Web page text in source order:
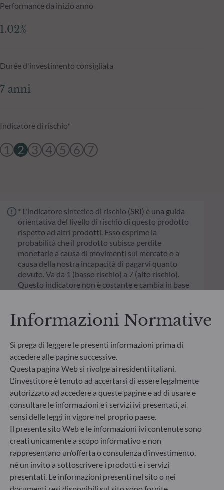
Performance da inizio anno
1.02%
Durée d'investimento consigliata
7 anni
Indicatore di rischio*
1 2 3 4 5 6 7
* L'indicatore sintetico di rischio (SRI) è una guida
orientativa del livello di rischio di questo prodotto
rispetto ad altri prodotti. Esso esprime la
probabilità che il prodotto subisca perdite
monetarie a causa di movimenti sul mercato o a
causa della nostra incapacità di pagarvi quanto
dovuto. Va da 1 (basso rischio) a 7 (alto rischio).
Questo indicatore non è costante e cambia in base
quelli utilizzati per calcolare il SRI, potrebbero non
essere un'indicazione affidabile del futuro profilo di
obiettivi d'investimento in termini di rischio
saranno raggiunti.
Informazioni Normative
Si prega di leggere le presenti informazioni prima di
accedere alle pagine successive.
Questa pagina Web si rivolge ai residenti italiani.
L'investitore è tenuto ad accertarsi di essere legalmente
autorizzato ad accedere a queste pagine e ad di usare e
consultare le informazioni e i servizi ivi presentati, ai
sensi delle leggi in vigore nel proprio paese.
Il presente sito Web e le informazioni ivi contenute sono
creati unicamente a scopo informativo e non
rappresentano un’offerta o consulenza d’investimento,
né un invito a sottoscrivere i prodotti e i servizi
presentati. Le informazioni presenti nel sito o nei